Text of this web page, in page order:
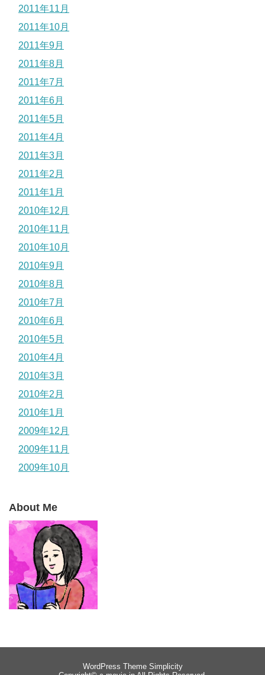
2011年11月
2011年10月
2011年9月
2011年8月
2011年7月
2011年6月
2011年5月
2011年4月
2011年3月
2011年2月
2011年1月
2010年12月
2010年11月
2010年10月
2010年9月
2010年8月
2010年7月
2010年6月
2010年5月
2010年4月
2010年3月
2010年2月
2010年1月
2009年12月
2009年11月
2009年10月
About Me
WordPress Theme Simplicity